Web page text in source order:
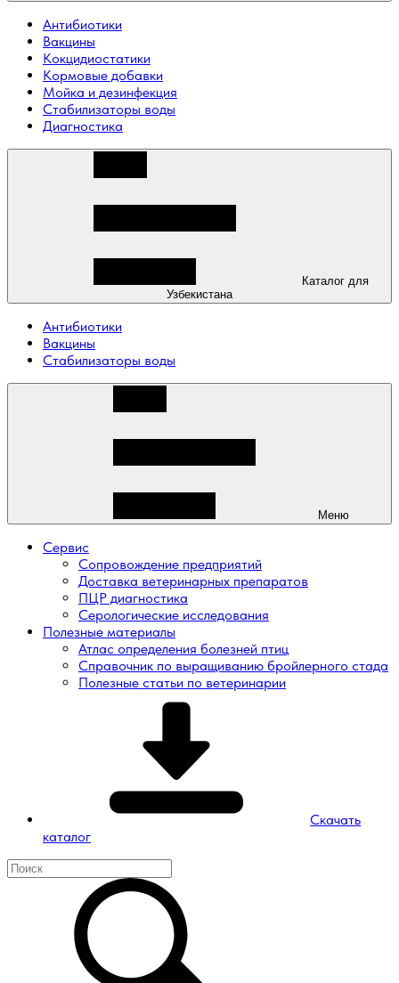
Антибиотики
Вакцины
Кокцидиостатики
Кормовые добавки
Мойка и дезинфекция
Стабилизаторы воды
Диагностика
Узбекистана
Антибиотики
Вакцины
Стабилизаторы воды
Меню
Сервис
Сопровождение предприятий
Доставка ветеринарных препаратов
ПЦР диагностика
Серологические исследования
Полезные материалы
Атлас определения болезней птиц
Справочник по выращиванию бройлерного стада
Полезные статьи по ветеринарии
Скачать
каталог